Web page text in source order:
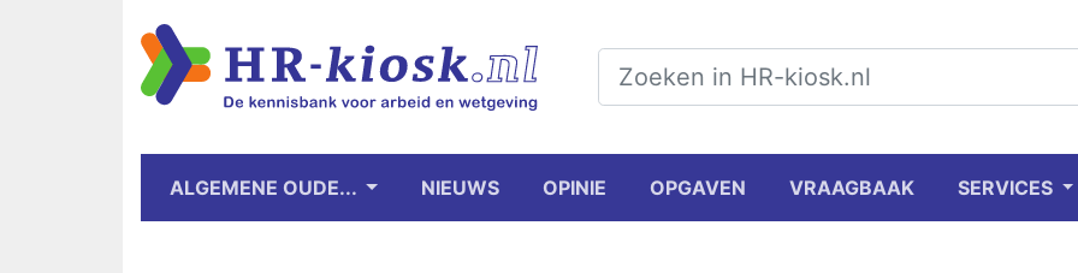
ALGEMENE OUDE... NIEUWS OPINIE OPGAVEN VRAAGBAAK SERVICES